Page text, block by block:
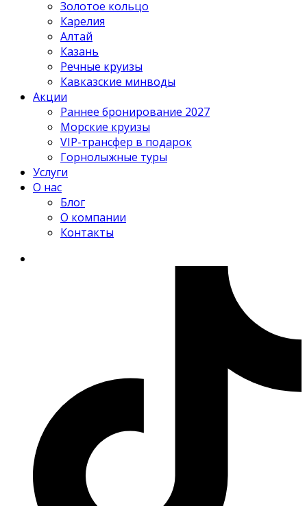
Золотое кольцо
Карелия
Алтай
Казань
Речные круизы
Кавказские минводы
Акции
Раннее бронирование 2027
Морские круизы
VIP-трансфер в подарок
Горнолыжные туры
Услуги
О нас
Блог
О компании
Контакты